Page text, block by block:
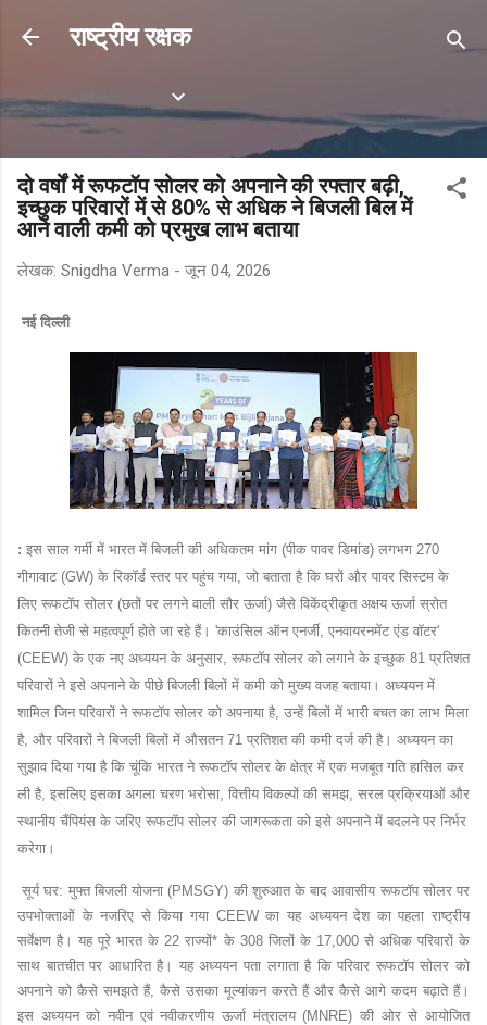
सीधे मुख्य सामग्री पर जाएं
राष्ट्रीय रक्षक
Labels
दो वर्षों में रूफटॉप सोलर को अपनाने की रफ्तार बढ़ी,
इच्छुक परिवारों में से 80% से अधिक ने बिजली बिल में
आने वाली कमी को प्रमुख लाभ बताया
लेखक: Snigdha Verma - जून 04, 2026
नई दिल्ली
: इस साल गर्मी में भारत में बिजली की अधिकतम मांग (पीक पावर डिमांड) लगभग 270
गीगावाट (GW) के रिकॉर्ड स्तर पर पहुंच गया, जो बताता है कि घरों और पावर सिस्टम के
लिए रूफटॉप सोलर (छतों पर लगने वाली सौर ऊर्जा) जैसे विकेंद्रीकृत अक्षय ऊर्जा स्रोत
कितनी तेजी से महत्वपूर्ण होते जा रहे हैं। 'काउंसिल ऑन एनर्जी, एनवायरनमेंट एंड वॉटर'
(CEEW) के एक नए अध्ययन के अनुसार, रूफटॉप सोलर को लगाने के इच्छुक 81 प्रतिशत
परिवारों ने इसे अपनाने के पीछे बिजली बिलों में कमी को मुख्य वजह बताया। अध्ययन में
शामिल जिन परिवारों ने रूफटॉप सोलर को अपनाया है, उन्हें बिलों में भारी बचत का लाभ मिला
है, और परिवारों ने बिजली बिलों में औसतन 71 प्रतिशत की कमी दर्ज की है। अध्ययन का
सुझाव दिया गया है कि चूंकि भारत ने रूफटॉप सोलर के क्षेत्र में एक मजबूत गति हासिल कर
ली है, इसलिए इसका अगला चरण भरोसा, वित्तीय विकल्पों की समझ, सरल प्रक्रियाओं और
स्थानीय चैंपियंस के जरिए रूफटॉप सोलर की जागरूकता को इसे अपनाने में बदलने पर निर्भर
करेगा।
सूर्य घर: मुफ्त बिजली योजना (PMSGY) की शुरुआत के बाद आवासीय रूफटॉप सोलर पर
उपभोक्ताओं के नजरिए से किया गया CEEW का यह अध्ययन देश का पहला राष्ट्रीय
सर्वेक्षण है। यह पूरे भारत के 22 राज्यों* के 308 जिलों के 17,000 से अधिक परिवारों के
साथ बातचीत पर आधारित है। यह अध्ययन पता लगाता है कि परिवार रूफटॉप सोलर को
अपनाने को कैसे समझते हैं, कैसे उसका मूल्यांकन करते हैं और कैसे आगे कदम बढ़ाते हैं।
इस अध्ययन को नवीन एवं नवीकरणीय ऊर्जा मंत्रालय (MNRE) की ओर से आयोजित